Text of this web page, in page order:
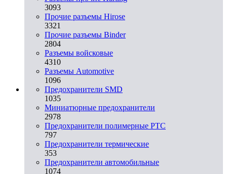
3093
Прочие разъемы Hirose
3321
Прочие разъемы Binder
2804
Разъемы войсковые
4310
Разъeмы Automotive
1096
Предохранители SMD
1035
Миниатюрные предохранители
2978
Предохранители полимерные PTC
797
Предохранители термические
353
Предохранители автомобильные
1074